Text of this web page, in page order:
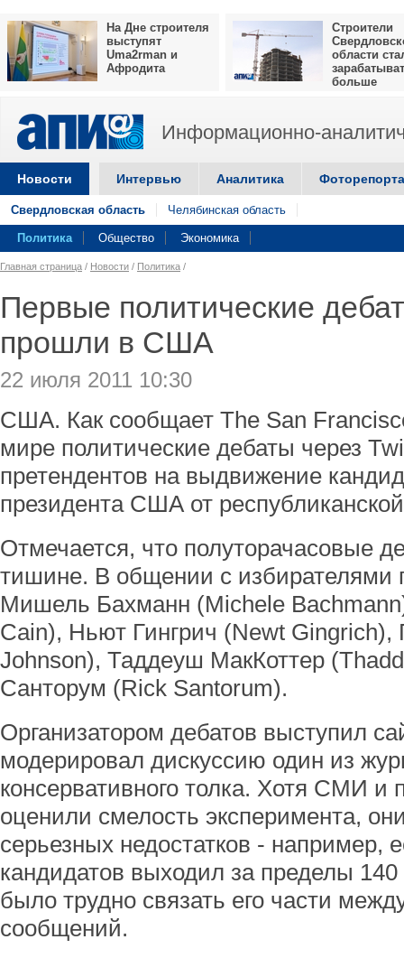
На Дне строителя
выступят
Uma2rman и
Афродита
Строители
области
больше
Информационно-
Новости Интервью Аналитика
Свердловская область Челябинская область
Политика Общество Экономика
Главная страница / Новости / Политика /
Первые политические
прошли в США
22 июля 2011 10:30
США. Как сообщает The San
мире политические дебаты через
претендентов на выдвижение
президента США от
Отмечается, что полуторачасовые
тишине. В общении с избирателями
Мишель Бахманн (Michele
Cain), Ньют Гингрич (Newt Gingrich),
Johnson), Таддеуш МакКоттер
Санторум (Rick Santorum).
Организатором дебатов выступил
модерировал дискуссию один из
консервативного толка. Хотя СМИ и
оценили смелость эксперимента,
серьезных недостатков - например,
кандидатов выходил за пределы
было трудно связать его части
сообщений.